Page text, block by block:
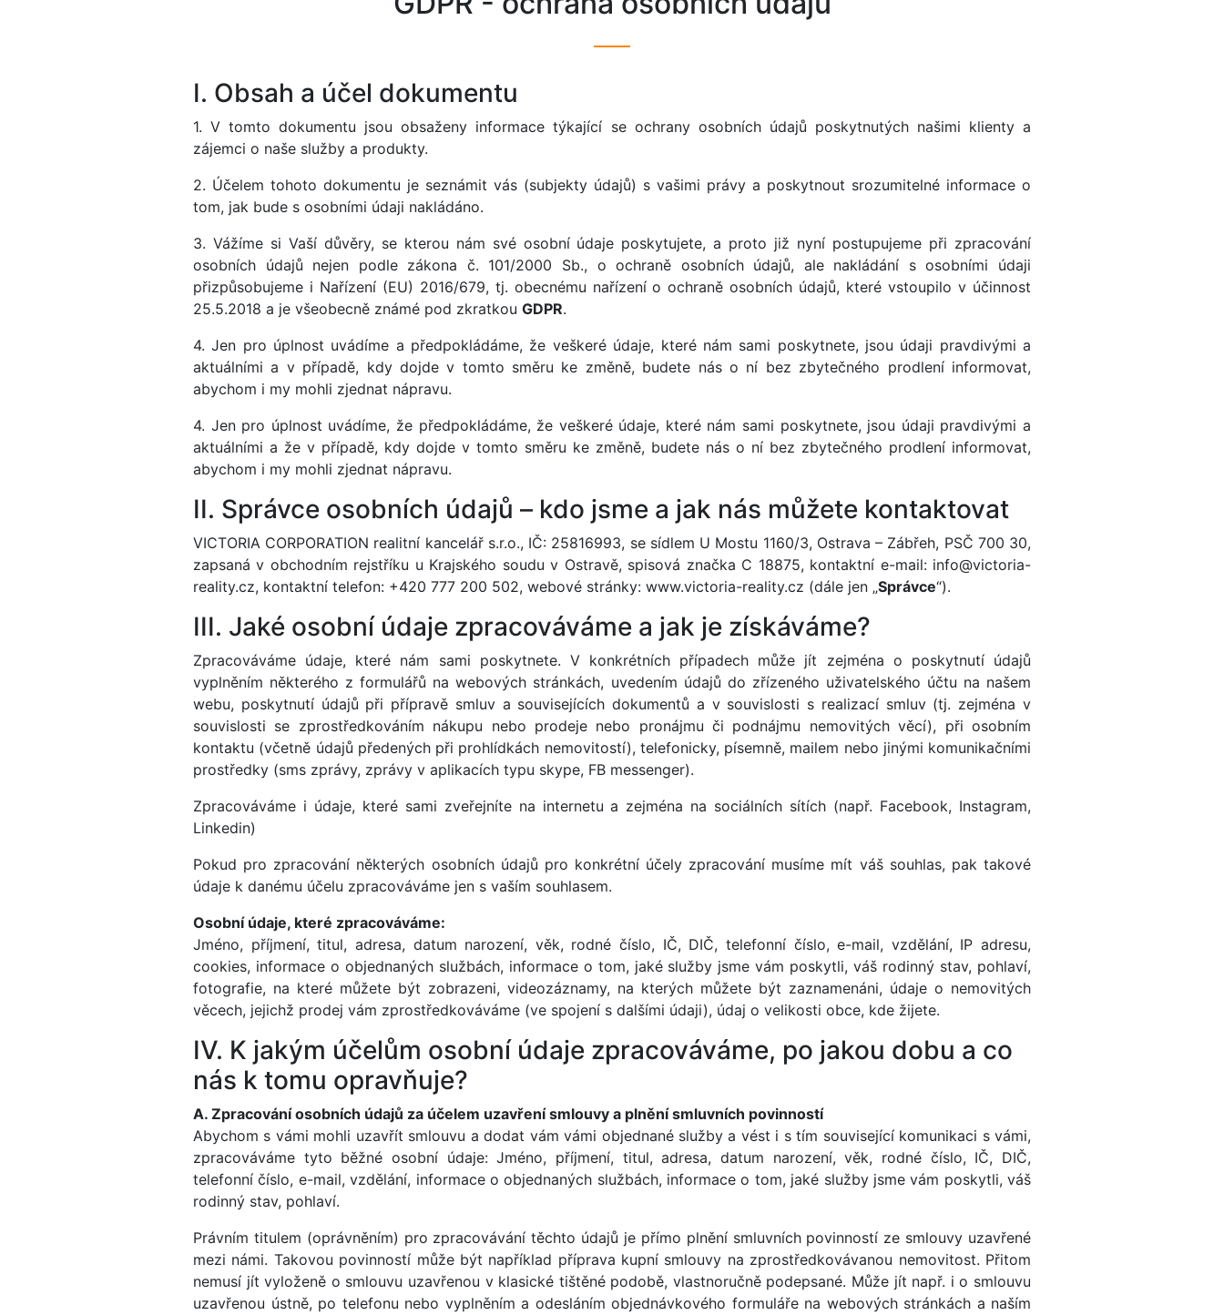
I. Obsah a účel dokumentu
1. V tomto dokumentu jsou obsaženy informace týkající se ochrany osobních údajů poskytnutých našimi klienty a
zájemci o naše služby a produkty.
2. Účelem tohoto dokumentu je seznámit vás (subjekty údajů) s vašimi právy a poskytnout srozumitelné informace o
tom, jak bude s osobními údaji nakládáno.
3. Vážíme si Vaší důvěry, se kterou nám své osobní údaje poskytujete, a proto již nyní postupujeme při zpracování
osobních údajů nejen podle zákona č. 101/2000 Sb., o ochraně osobních údajů, ale nakládání s osobními údaji
přizpůsobujeme i Nařízení (EU) 2016/679, tj. obecnému nařízení o ochraně osobních údajů, které vstoupilo v účinnost
25.5.2018 a je všeobecně známé pod zkratkou GDPR.
4. Jen pro úplnost uvádíme a předpokládáme, že veškeré údaje, které nám sami poskytnete, jsou údaji pravdivými a
aktuálními a v případě, kdy dojde v tomto směru ke změně, budete nás o ní bez zbytečného prodlení informovat,
abychom i my mohli zjednat nápravu.
4. Jen pro úplnost uvádíme, že předpokládáme, že veškeré údaje, které nám sami poskytnete, jsou údaji pravdivými a
aktuálními a že v případě, kdy dojde v tomto směru ke změně, budete nás o ní bez zbytečného prodlení informovat,
abychom i my mohli zjednat nápravu.
II. Správce osobních údajů – kdo jsme a jak nás můžete kontaktovat
VICTORIA CORPORATION realitní kancelář s.r.o., IČ: 25816993, se sídlem U Mostu 1160/3, Ostrava – Zábřeh, PSČ 700 30,
zapsaná v obchodním rejstříku u Krajského soudu v Ostravě, spisová značka C 18875, kontaktní e-mail: info@victoria-
reality.cz, kontaktní telefon: +420 777 200 502, webové stránky: www.victoria-reality.cz (dále jen „Správce“).
III. Jaké osobní údaje zpracováváme a jak je získáváme?
Zpracováváme údaje, které nám sami poskytnete. V konkrétních případech může jít zejména o poskytnutí údajů
vyplněním některého z formulářů na webových stránkách, uvedením údajů do zřízeného uživatelského účtu na našem
webu, poskytnutí údajů při přípravě smluv a souvisejících dokumentů a v souvislosti s realizací smluv (tj. zejména v
souvislosti se zprostředkováním nákupu nebo prodeje nebo pronájmu či podnájmu nemovitých věcí), při osobním
kontaktu (včetně údajů předených při prohlídkách nemovitostí), telefonicky, písemně, mailem nebo jinými komunikačními
prostředky (sms zprávy, zprávy v aplikacích typu skype, FB messenger).
Zpracováváme i údaje, které sami zveřejníte na internetu a zejména na sociálních sítích (např. Facebook, Instagram,
Linkedin)
Pokud pro zpracování některých osobních údajů pro konkrétní účely zpracování musíme mít váš souhlas, pak takové
údaje k danému účelu zpracováváme jen s vaším souhlasem.
Osobní údaje, které zpracováváme:
Jméno, příjmení, titul, adresa, datum narození, věk, rodné číslo, IČ, DIČ, telefonní číslo, e-mail, vzdělání, IP adresu,
cookies, informace o objednaných službách, informace o tom, jaké služby jsme vám poskytli, váš rodinný stav, pohlaví,
fotografie, na které můžete být zobrazeni, videozáznamy, na kterých můžete být zaznamenáni, údaje o nemovitých
věcech, jejichž prodej vám zprostředkováváme (ve spojení s dalšími údaji), údaj o velikosti obce, kde žijete.
IV. K jakým účelům osobní údaje zpracováváme, po jakou dobu a co
nás k tomu opravňuje?
A. Zpracování osobních údajů za účelem uzavření smlouvy a plnění smluvních povinností
Abychom s vámi mohli uzavřít smlouvu a dodat vám vámi objednané služby a vést i s tím související komunikaci s vámi,
zpracováváme tyto běžné osobní údaje: Jméno, příjmení, titul, adresa, datum narození, věk, rodné číslo, IČ, DIČ,
telefonní číslo, e-mail, vzdělání, informace o objednaných službách, informace o tom, jaké služby jsme vám poskytli, váš
rodinný stav, pohlaví.
Právním titulem (oprávněním) pro zpracovávání těchto údajů je přímo plnění smluvních povinností ze smlouvy uzavřené
mezi námi. Takovou povinností může být například příprava kupní smlouvy na zprostředkovávanou nemovitost. Přitom
nemusí jít vyloženě o smlouvu uzavřenou v klasické tištěné podobě, vlastnoručně podepsané. Může jít např. i o smlouvu
uzavřenou ústně, po telefonu nebo vyplněním a odesláním objednávkového formuláře na webových stránkách a naším